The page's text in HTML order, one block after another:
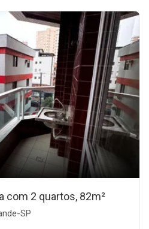
com 2 quartos, 82m²
SP